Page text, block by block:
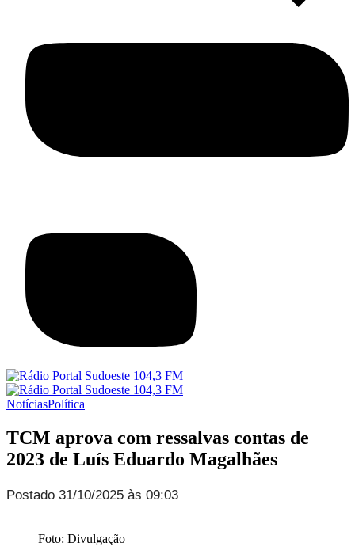
NotíciasPolítica
TCM aprova com ressalvas contas de
2023 de Luís Eduardo Magalhães
Postado 31/10/2025 às 09:03
Foto: Divulgação